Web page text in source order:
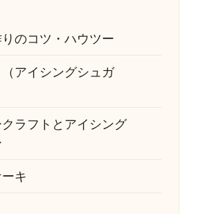
のコツ・ハウツー
アイシングシュガ
ラフトとアイシング
キ